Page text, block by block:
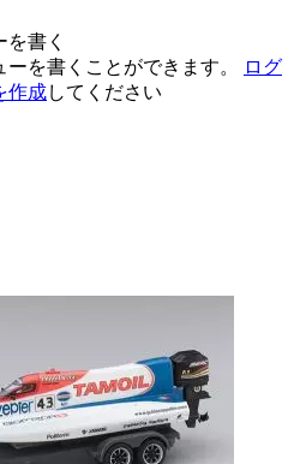
書く
を書くことができます。
ログ
作成してください